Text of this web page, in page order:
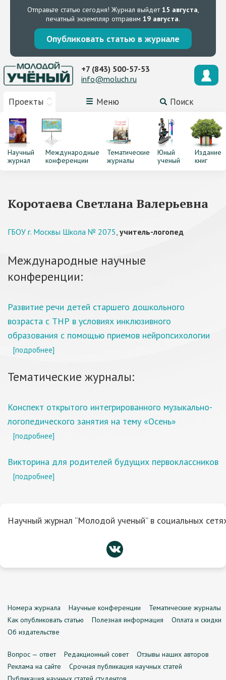
Отправьте статью сегодня! Журнал выйдет15 августа,
печатный экземпляр отправим 19 августа.
Опубликовать статью в журнале
Проекты Меню Поиск
+7 (843) 500-57-53
info@moluch.ru
Научный
журнал
Международные
конференции
Тематические
журналы
Юный
ученый
Издание
книг
Коротаева Светлана Валерьевна
ГБОУ г. Москвы Школа № 2075, учитель-логопед
Международные научные
конференции:
Развитие речи детей старшего дошкольного
возраста с ТНР в условиях инклюзивного
образования с помощью приемов нейропсихологии
[подробнее]
Тематические журналы:
Конспект открытого интегрированного музыкально-
логопедического занятия на тему «Осень»
[подробнее]
Викторина для родителей будущих первоклассников
[подробнее]
Научный журнал “Молодой ученый” в социальных
Номера журнала Научные конференции
Тематические журналы
Как опубликовать статью
Полезная информация
Оплата и скидки
Об издательстве
Вопрос — ответ Редакционный совет
Отзывы наших авторов
Реклама на сайте
Срочная публикация научных статей